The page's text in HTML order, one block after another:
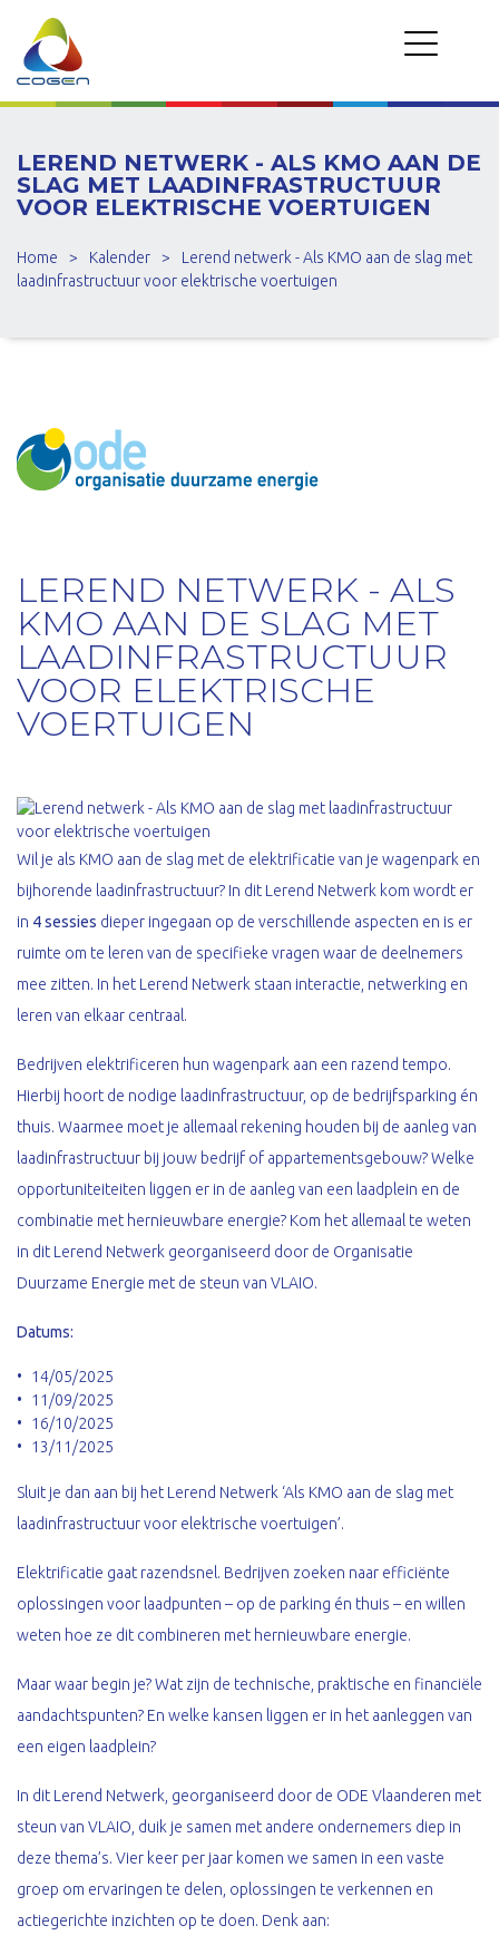
LEREND NETWERK - ALS KMO AAN DE
SLAG MET LAADINFRASTRUCTUUR
VOOR ELEKTRISCHE VOERTUIGEN
Home > Kalender >
Lerend netwerk - Als KMO aan de slag met
laadinfrastructuur voor elektrische voertuigen
LEREND NETWERK - ALS
KMO AAN DE SLAG MET
LAADINFRASTRUCTUUR
VOOR ELEKTRISCHE
VOERTUIGEN
Wil je als KMO aan de slag met de elektrificatie van je wagenpark en
bijhorende laadinfrastructuur? In dit Lerend Netwerk kom wordt er
in 4 sessies dieper ingegaan op de verschillende aspecten en is er
ruimte om te leren van de specifieke vragen waar de deelnemers
mee zitten. In het Lerend Netwerk staan interactie, netwerking en
leren van elkaar centraal.
Bedrijven elektrificeren hun wagenpark aan een razend tempo.
Hierbij hoort de nodige laadinfrastructuur, op de bedrijfsparking én
thuis. Waarmee moet je allemaal rekening houden bij de aanleg van
laadinfrastructuur bij jouw bedrijf of appartementsgebouw? Welke
opportuniteiteiten liggen er in de aanleg van een laadplein en de
combinatie met hernieuwbare energie? Kom het allemaal te weten
in dit Lerend Netwerk georganiseerd door de Organisatie
Duurzame Energie met de steun van VLAIO.
Datums:
14/05/2025
11/09/2025
16/10/2025
13/11/2025
Sluit je dan aan bij het Lerend Netwerk ‘Als KMO aan de slag met
laadinfrastructuur voor elektrische voertuigen’.
Elektrificatie gaat razendsnel. Bedrijven zoeken naar efficiënte
oplossingen voor laadpunten – op de parking én thuis – en willen
weten hoe ze dit combineren met hernieuwbare energie.
Maar waar begin je? Wat zijn de technische, praktische en financiële
aandachtspunten? En welke kansen liggen er in het aanleggen van
een eigen laadplein?
In dit Lerend Netwerk, georganiseerd door de ODE Vlaanderen met
steun van VLAIO, duik je samen met andere ondernemers diep in
deze thema’s. Vier keer per jaar komen we samen in een vaste
groep om ervaringen te delen, oplossingen te verkennen en
actiegerichte inzichten op te doen. Denk aan: